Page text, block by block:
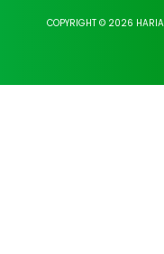
COPYRIGHT © 2026